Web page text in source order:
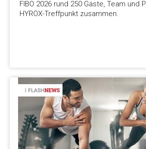
Alle
FIBO 2026 rund 250 Gäste, Team und
HYROX-Treffpunkt zusammen.